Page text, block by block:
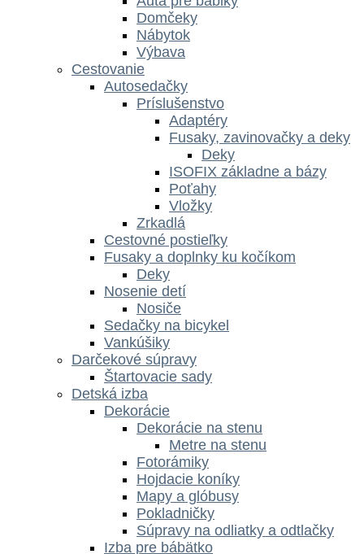
Domčeky
Nábytok
Výbava
Cestovanie
Autosedačky
Príslušenstvo
Adaptéry
Fusaky, zavinovačky a deky
Deky
ISOFIX základne a bázy
Poťahy
Vložky
Zrkadlá
Cestovné postieľky
Fusaky a doplnky ku kočíkom
Deky
Nosenie detí
Nosiče
Sedačky na bicykel
Vankúšiky
Darčekové súpravy
Štartovacie sady
Detská izba
Dekorácie
Dekorácie na stenu
Metre na stenu
Fotorámiky
Hojdacie koníky
Mapy a glóbusy
Pokladničky
Súpravy na odliatky a odtlačky
Izba pre bábätko